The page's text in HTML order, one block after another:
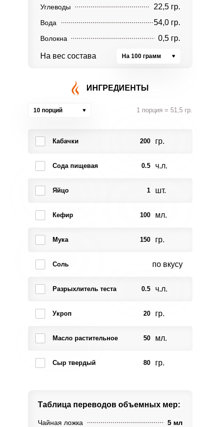
Углеводы 22,5 гр.
Вода 54,0 гр.
Волокна 0,5 гр.
На вес состава На 100 грамм
ИНГРЕДИЕНТЫ
10 порций 1 порция = 51,5 гр.
Кабачки 200 гр.
Сода пищевая 0.5 ч.л.
Яйцо 1 шт.
Кефир 100 мл.
Мука 150 гр.
Соль по вкусу
Разрыхлитель теста 0.5 ч.л.
Укроп 20 гр.
Масло растительное 50 мл.
Сыр твердый 80 гр.
Таблица переводов объемных мер:
Чайная ложка
5 мл